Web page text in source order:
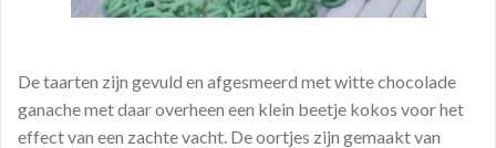
De taarten zijn gevuld en afgesmeerd met witte chocolade
ganache met daar overheen een klein beetje kokos voor het
effect van een zachte vacht. De oortjes zijn gemaakt van